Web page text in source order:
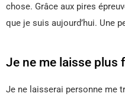
chose. Grâce aux pires
que je suis aujourd’hui. Une
Je ne me laisse plus
Je ne laisserai personne me